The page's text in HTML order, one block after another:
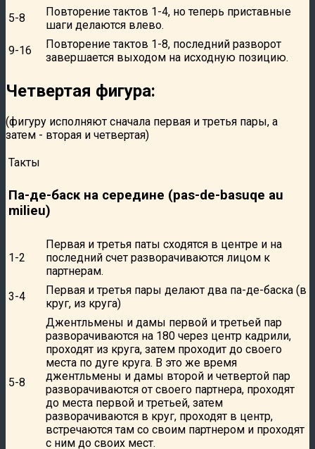
5-8
Повторение тактов 1-4, но теперь приставные
шаги делаются влево.
9-16
Повторение тактов 1-8, последний разворот
завершается выходом на исходную позицию.
Четвертая фигура:
(фигуру исполняют сначала первая и третья пары, а
затем - вторая и четвертая)
Такты
Па-де-баск на середине (pas-de-basuqe au
milieu)
1-2
Первая и третья паты сходятся в центре и на
последний счет разворачиваются лицом к
партнерам.
3-4
Первая и третья пары делают два па-де-баска (в
круг, из круга)
5-8
Джентльмены и дамы первой и третьей пар
разворачиваются на 180 через центр кадрили,
проходят из круга, затем проходит до своего
места по дуге круга. В это же время
джентльмены и дамы второй и четвертой пар
разворачиваются от своего партнера, проходят
до места первой и третьей, затем
разворачиваются в круг, проходят в центр,
встречаются там со своим партнером и проходят
с ним до своих мест.